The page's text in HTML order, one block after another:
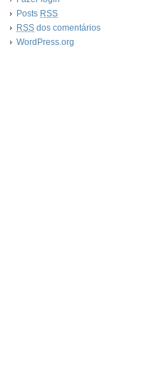
Posts RSS
RSS dos comentários
WordPress.org